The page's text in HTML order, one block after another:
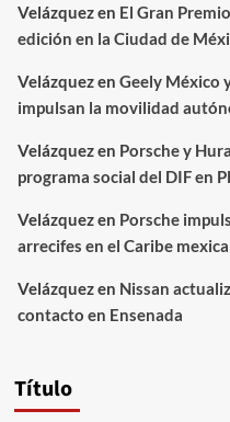
Velázquezen El Gran
edición en la Ciudad de
Velázquezen Geely México
impulsan la movilidad
Velázquezen Porsche y
programa social del DIF en
Velázquezen Porsche
arrecifes en el Caribe
Velázquezen Nissan
contacto en Ensenada
Título